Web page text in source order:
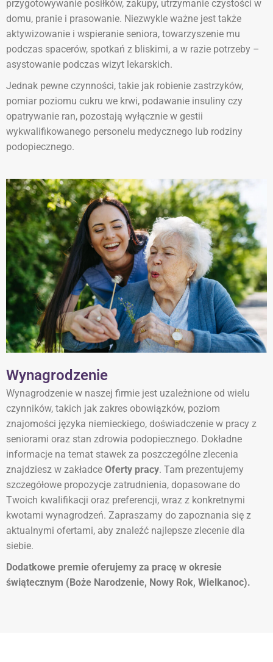
przygotowywanie posiłków, zakupy, utrzymanie czystości w
domu, pranie i prasowanie. Niezwykle ważne jest także
aktywizowanie i wspieranie seniora, towarzyszenie mu
podczas spacerów, spotkań z bliskimi, a w razie potrzeby –
asystowanie podczas wizyt lekarskich.
Jednak pewne czynności, takie jak robienie zastrzyków,
pomiar poziomu cukru we krwi, podawanie insuliny czy
opatrywanie ran, pozostają wyłącznie w gestii
wykwalifikowanego personelu medycznego lub rodziny
podopiecznego.
Wynagrodzenie
Wynagrodzenie w naszej firmie jest uzależnione od wielu
czynników, takich jak zakres obowiązków, poziom
znajomości języka niemieckiego, doświadczenie w pracy z
seniorami oraz stan zdrowia podopiecznego. Dokładne
informacje na temat stawek za poszczególne zlecenia
znajdziesz w zakładce Oferty pracy. Tam prezentujemy
szczegółowe propozycje zatrudnienia, dopasowane do
Twoich kwalifikacji oraz preferencji, wraz z konkretnymi
kwotami wynagrodzeń. Zapraszamy do zapoznania się z
aktualnymi ofertami, aby znaleźć najlepsze zlecenie dla
siebie.
Dodatkowe premie oferujemy za pracę w okresie
świątecznym (Boże Narodzenie, Nowy Rok, Wielkanoc).